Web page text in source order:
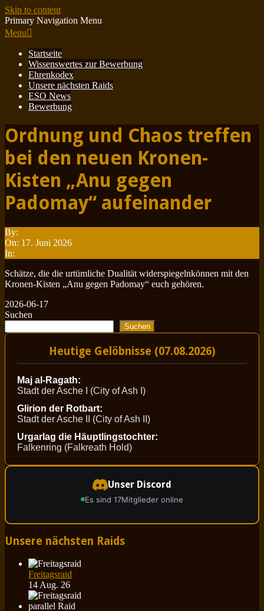
Skip to content
Primary Navigation Menu
Menu
Startseite
Wissenswertes zur Bewerbung
Ehrenkodex
Unsere nächsten Raids
ESO News
Bewerbung
Ordnung und Chaos treffen
bei den neuen Kronen-
Kisten „Anu gegen
Padomay“ aufeinander
By:
On: 17. Juni 2026
In:
Schätze, die die urtümliche Dualität widerspiegelnkönnen mit den
Kronen-Kisten „Anu gegen Padomay“ euch gehören.
2026-06-17
Suchen
Suchen
Heutige Gelöbnisse (07.08.2026)
Maj al-Ragath:
Stadt der Asche I (City of Ash I)
Glirion der Rotbart:
Stadt der Asche II (City of Ash II)
Urgarlag die Häuptlingstochter:
Falkenring (Falkreath Hold)
Unser Discord
Es sind 17Mitglieder online
Unsere nächsten Raids
Freitagsraid
14 Aug. 26